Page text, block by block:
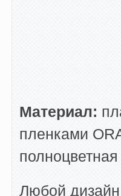
Материал:
пленками
Любой